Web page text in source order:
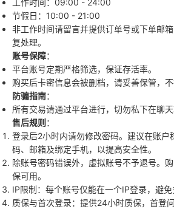
工作时间：09:00 - 24:00
节假日：10:00 - 21:00
非工作时间请留言并提供订单号或下单邮
复处理。
账号保障：
平台账号定期严格筛选，保证存活率。
购买后卡密信息会被删档，请妥善保管，不
防骗指南：
所有交易请通过平台进行，切勿私下在聊天
售后规则 ：
登录后2小时内请勿修改密码。建议在账户
码、邮箱及绑定手机，以提高安全性。
除账号密码错误外，虚拟账号不予退号。
保可用。
IP限制：每个账号仅能在一个IP登录，避免
质保与首次登录：提供24小时质保，首登